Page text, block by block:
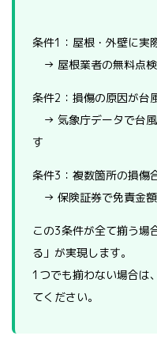
条件1：屋根・外壁に実
→ 屋根業者の無料点
条件2：損傷の原因が台
→ 気象庁データで台風
す
条件3：複数箇所の損傷
→ 保険証券で免責金
この3条件が全て揃う場
る」が実現します。
1つでも揃わない場合は
てください。